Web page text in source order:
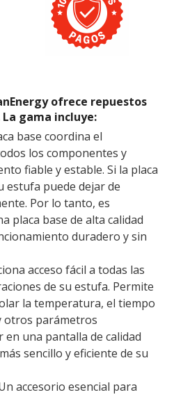
ofrece repuestos
La gama incluye:
base coordina el
los componentes y
fiable y estable. Si la placa
estufa puede dejar de
Por lo tanto, es
placa base de alta calidad
duradero y sin
acceso fácil a todas las
de su estufa. Permite
la temperatura, el tiempo
otros parámetros
una pantalla de calidad
sencillo y eficiente de su
accesorio esencial para